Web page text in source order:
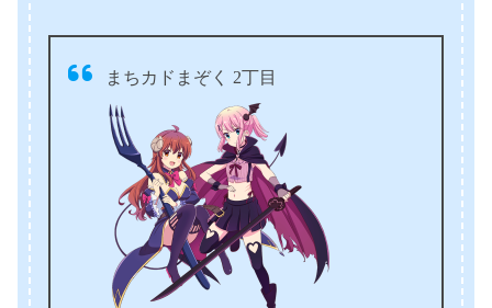
まちカドまぞく 2丁目